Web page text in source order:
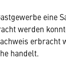
eine
werden
erbracht
handelt.